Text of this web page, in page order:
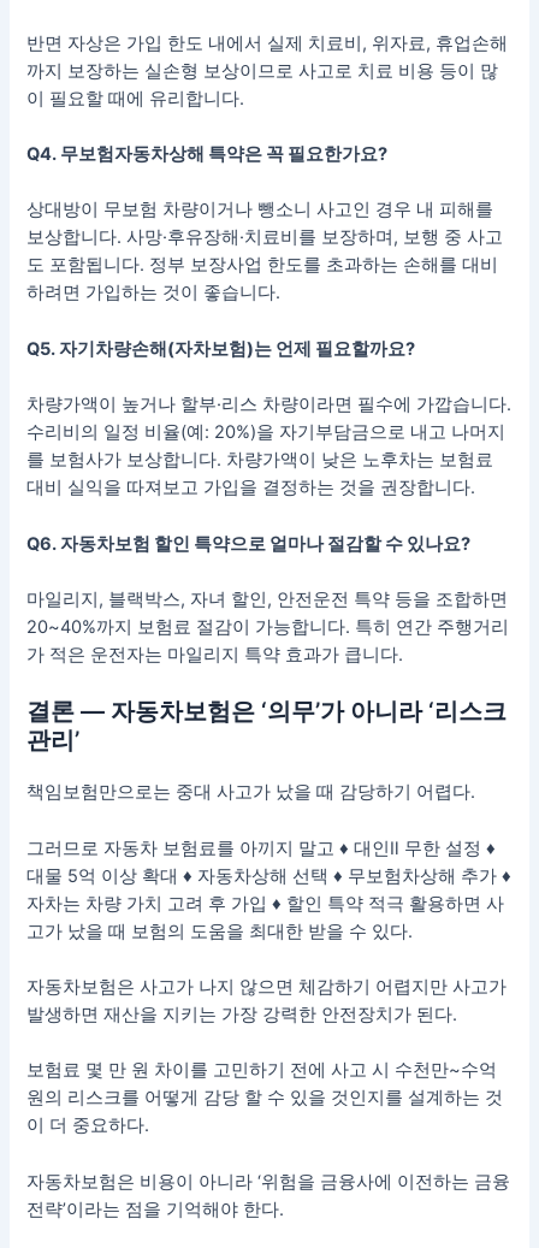
반면 자상은 가입 한도 내에서 실제 치료비, 위자료, 휴업손해
까지 보장하는 실손형 보상이므로 사고로 치료 비용 등이 많
이 필요할 때에 유리합니다.
Q4. 무보험자동차상해 특약은 꼭 필요한가요?
상대방이 무보험 차량이거나 뺑소니 사고인 경우 내 피해를
보상합니다. 사망·후유장해·치료비를 보장하며, 보행 중 사고
도 포함됩니다. 정부 보장사업 한도를 초과하는 손해를 대비
하려면 가입하는 것이 좋습니다.
Q5. 자기차량손해(자차보험)는 언제 필요할까요?
차량가액이 높거나 할부·리스 차량이라면 필수에 가깝습니다.
수리비의 일정 비율(예: 20%)을 자기부담금으로 내고 나머지
를 보험사가 보상합니다. 차량가액이 낮은 노후차는 보험료
대비 실익을 따져보고 가입을 결정하는 것을 권장합니다.
Q6. 자동차보험 할인 특약으로 얼마나 절감할 수 있나요?
마일리지, 블랙박스, 자녀 할인, 안전운전 특약 등을 조합하면
20~40%까지 보험료 절감이 가능합니다. 특히 연간 주행거리
가 적은 운전자는 마일리지 특약 효과가 큽니다.
결론 — 자동차보험은 ‘의무’가 아니라 ‘리스크
관리’
책임보험만으로는 중대 사고가 났을 때 감당하기 어렵다.
그러므로 자동차 보험료를 아끼지 말고 ♦ 대인Ⅱ 무한 설정 ♦
대물 5억 이상 확대 ♦ 자동차상해 선택 ♦ 무보험차상해 추가 ♦
자차는 차량 가치 고려 후 가입 ♦ 할인 특약 적극 활용하면 사
고가 났을 때 보험의 도움을 최대한 받을 수 있다.
자동차보험은 사고가 나지 않으면 체감하기 어렵지만 사고가
발생하면 재산을 지키는 가장 강력한 안전장치가 된다.
보험료 몇 만 원 차이를 고민하기 전에 사고 시 수천만~수억
원의 리스크를 어떻게 감당 할 수 있을 것인지를 설계하는 것
이 더 중요하다.
자동차보험은 비용이 아니라 ‘위험을 금융사에 이전하는 금융
전략’이라는 점을 기억해야 한다.